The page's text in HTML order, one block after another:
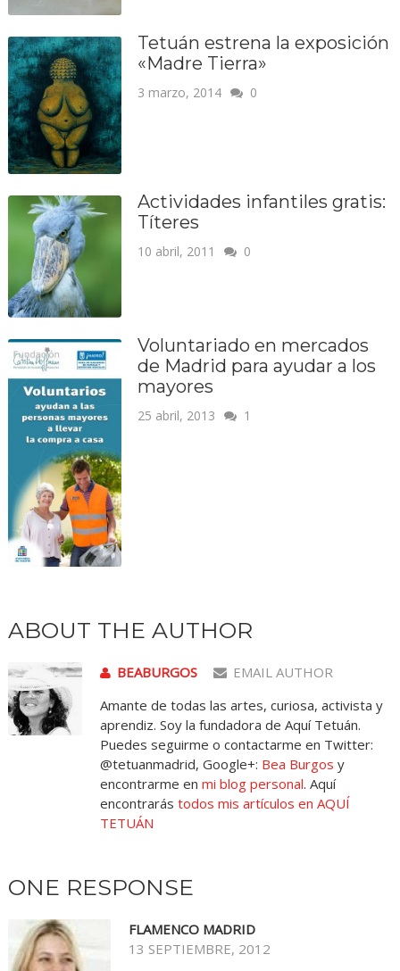
Tetuán estrena la exposición
«Madre Tierra»
3 marzo, 2014 0
Actividades infantiles gratis:
Títeres
10 abril, 2011 0
Voluntariado en mercados
de Madrid para ayudar a los
mayores
25 abril, 2013 1
ABOUT THE AUTHOR
BEABURGOS
EMAIL AUTHOR
Amante de todas las artes, curiosa, activista y
aprendiz. Soy la fundadora de Aquí Tetuán.
Puedes seguirme o contactarme en Twitter:
@tetuanmadrid, Google+: Bea Burgos y
encontrarme en mi blog personal. Aquí
encontrarás todos mis artículos en AQUÍ
TETUÁN
ONE RESPONSE
FLAMENCO MADRID
13 SEPTIEMBRE, 2012